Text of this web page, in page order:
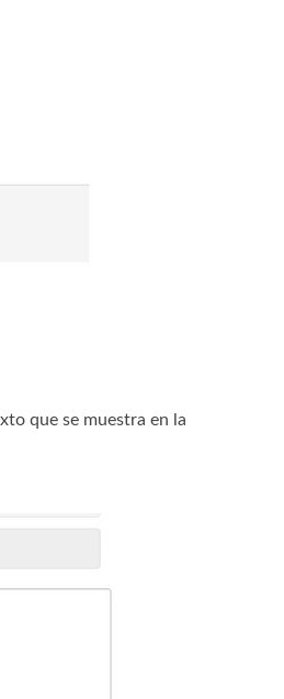
que se muestra en la